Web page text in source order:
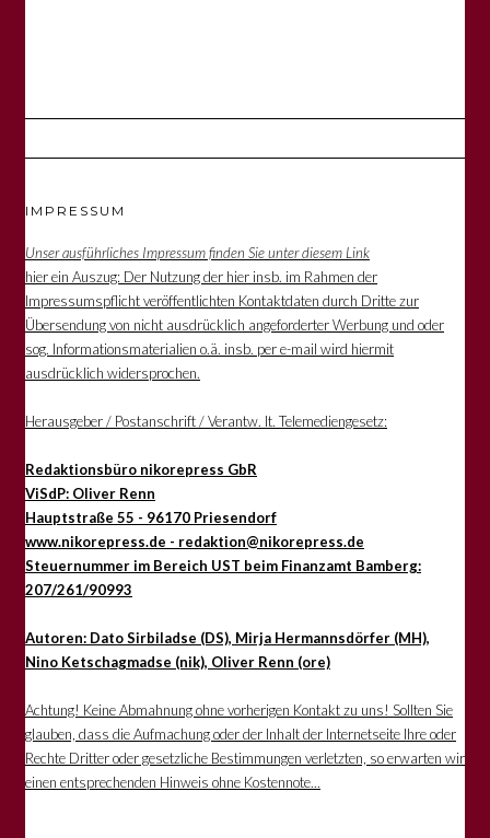
IMPRESSUM
Unser ausführliches Impressum finden Sie unter diesem Link
hier ein Auszug: Der Nutzung der hier insb. im Rahmen der
Impressumspflicht veröffentlichten Kontaktdaten durch Dritte zur
Übersendung von nicht ausdrücklich angeforderter Werbung und oder
sog. Informationsmaterialien o.ä. insb. per e-mail wird hiermit
ausdrücklich widersprochen.
Herausgeber / Postanschrift / Verantw. lt. Telemediengesetz:
Redaktionsbüro nikorepress GbR
ViSdP: Oliver Renn
Hauptstraße 55 - 96170 Priesendorf
www.nikorepress.de - redaktion@nikorepress.de
Steuernummer im Bereich UST beim Finanzamt Bamberg:
207/261/90993
Autoren: Dato Sirbiladse (DS), Mirja Hermannsdörfer (MH),
Nino Ketschagmadse (nik), Oliver Renn (ore)
Achtung! Keine Abmahnung ohne vorherigen Kontakt zu uns! Sollten Sie
glauben, dass die Aufmachung oder der Inhalt der Internetseite Ihre oder
Rechte Dritter oder gesetzliche Bestimmungen verletzten, so erwarten wir
einen entsprechenden Hinweis ohne Kostennote...